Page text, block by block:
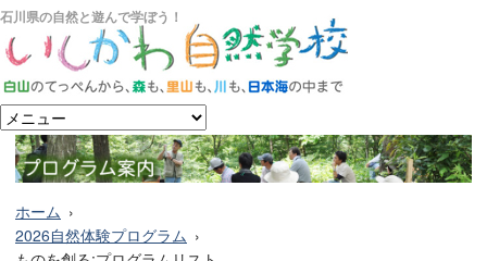
石川県の自然と遊んで学ぼう！
ホーム
2026自然体験プログラム